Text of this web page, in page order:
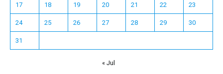
17 18 19 20 21 22 23
24 25 26 27 28 29 30
31
« Jul